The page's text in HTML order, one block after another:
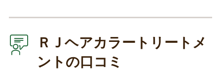
ＲＪヘアカラートリートメ
ントの口コミ